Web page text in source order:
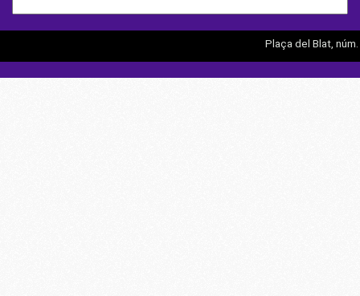
Plaça del Blat,